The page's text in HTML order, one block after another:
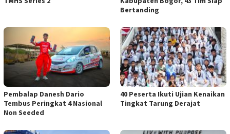
Bertanding
Pembalap Danesh Dario
Tembus Peringkat 4 Nasional
Non Seeded
40 Peserta Ikuti Ujian Kenaikan
Tingkat Tarung Derajat